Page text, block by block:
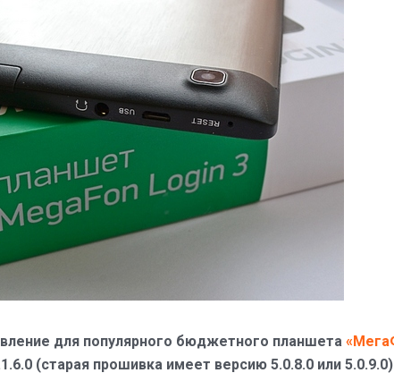
«МегаФон
для популярного бюджетного планшета
(старая прошивка имеет версию 5.0.8.0 или